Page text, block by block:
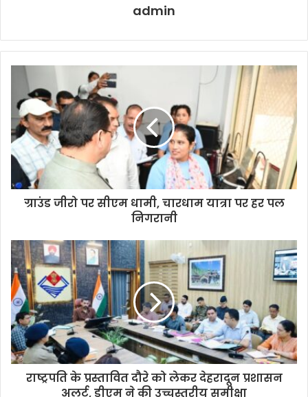
admin
ग्राउंड जीरो पर सीएम धामी, चारधाम यात्रा पर हर पल
निगरानी
राष्ट्रपति के प्रस्तावित दौरे को लेकर देहरादून प्रशासन
अलर्ट, डीएम ने की उच्चस्तरीय समीक्षा